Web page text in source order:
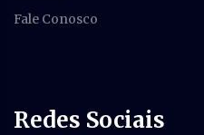
Fale Conosco
Redes Sociais